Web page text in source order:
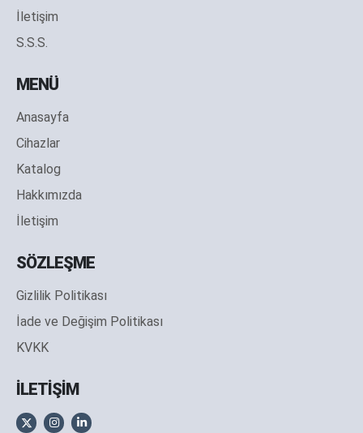
İletişim
S.S.S.
MENÜ
Anasayfa
Cihazlar
Katalog
Hakkımızda
İletişim
SÖZLEŞME
Gizlilik Politikası
İade ve Değişim Politikası
KVKK
İLETİŞİM